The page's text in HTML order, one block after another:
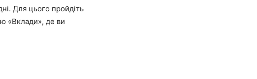
Для цього пройдіть
«Вклади», де ви